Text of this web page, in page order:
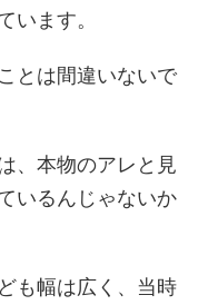
います。
とは間違いないで
、本物のアレと見
いるんじゃないか
も幅は広く、当時